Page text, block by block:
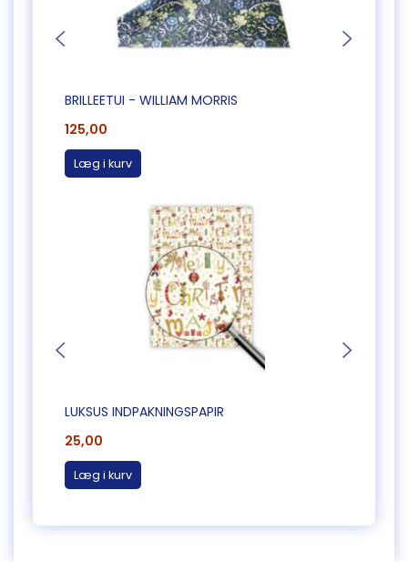
BRILLEETUI - WILLIAM MORRIS
125,00
Læg i kurv
LUKSUS INDPAKNINGSPAPIR
25,00
Læg i kurv